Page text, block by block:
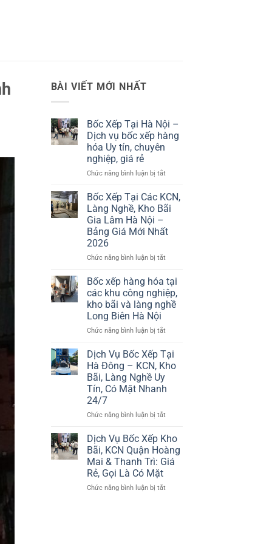
BÀI VIẾT MỚI NHẤT
Bốc Xếp Tại Hà Nội –
Dịch vụ bốc xếp hàng
hóa Uy tín, chuyên
nghiệp, giá rẻ
Chức năng bình luận bị tắtở
Xếp
Tại
Hà
–
vụ
hàng
hóa
Uy
rẻ
Bốc Xếp Tại Các KCN,
Làng Nghề, Kho Bãi
Gia Lâm Hà Nội –
Bảng Giá Mới Nhất
2026
Chức năng bình luận bị tắtở
Xếp
Tại
Các
KCN,
Nghề,
Bãi
Gia
Lâm
Nội
Nhất
2026
Bốc xếp hàng hóa tại
các khu công nghiệp,
kho bãi và làng nghề
Long Biên Hà Nội
Chức năng bình luận bị tắtở
xếp
hàng
hóa
các
công
bãi
và
làng
Dịch Vụ Bốc Xếp Tại
Hà Đông – KCN, Kho
Bãi, Làng Nghề Uy
Tín, Có Mặt Nhanh
24/7
Chức năng bình luận bị tắtở
Vụ
Bốc
Xếp
Tại
Đông
Dịch Vụ Bốc Xếp Kho
Bãi, KCN Quận Hoàng
Mai & Thanh Trì: Giá
Rẻ, Gọi Là Có Mặt
Chức năng bình luận bị tắtở